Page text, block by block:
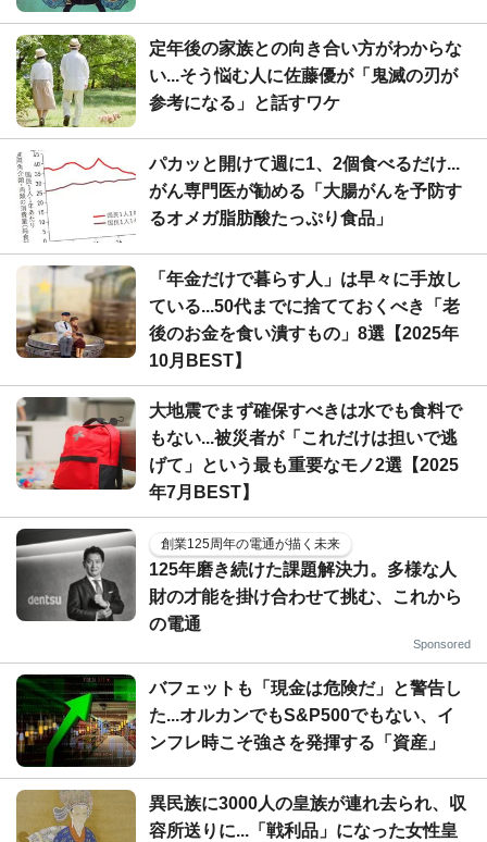
定年後の家族との向き合い方がわからな
い...そう悩む人に佐藤優が「鬼滅の刃が
参考になる」と話すワケ
パカッと開けて週に1、2個食べるだけ...
がん専門医が勧める「大腸がんを予防す
るオメガ脂肪酸たっぷり食品」
「年金だけで暮らす人」は早々に手放し
ている...50代までに捨てておくべき「老
後のお金を食い潰すもの」8選【2025年
10月BEST】
大地震でまず確保すべきは水でも食料で
もない...被災者が「これだけは担いで逃
げて」という最も重要なモノ2選【2025
年7月BEST】
創業125周年の電通が描く未来
125年磨き続けた課題解決力。多様な人
財の才能を掛け合わせて挑む、これから
の電通
Sponsored
バフェットも「現金は危険だ」と警告し
た...オルカンでもS&P500でもない、イ
ンフレ時こそ強さを発揮する「資産」
異民族に3000人の皇族が連れ去られ、収
容所送りに...「戦利品」になった女性皇